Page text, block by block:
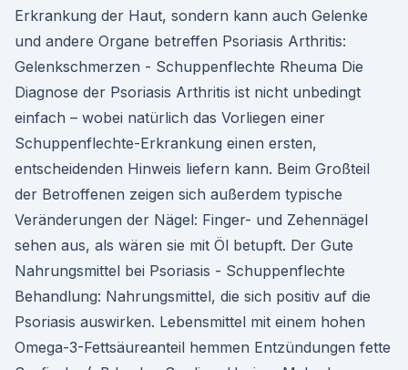
Erkrankung der Haut, sondern kann auch Gelenke
und andere Organe betreffen Psoriasis Arthritis:
Gelenkschmerzen - Schuppenflechte Rheuma Die
Diagnose der Psoriasis Arthritis ist nicht unbedingt
einfach – wobei natürlich das Vorliegen einer
Schuppenflechte-Erkrankung einen ersten,
entscheidenden Hinweis liefern kann. Beim Großteil
der Betroffenen zeigen sich außerdem typische
Veränderungen der Nägel: Finger- und Zehennägel
sehen aus, als wären sie mit Öl betupft. Der Gute
Nahrungsmittel bei Psoriasis - Schuppenflechte
Behandlung: Nahrungsmittel, die sich positiv auf die
Psoriasis auswirken. Lebensmittel mit einem hohen
Omega-3-Fettsäureanteil hemmen Entzündungen fette